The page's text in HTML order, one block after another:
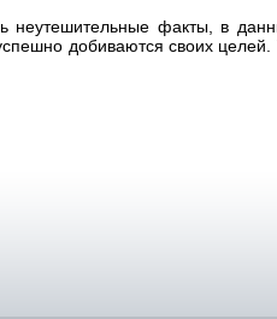
факты, в
добиваются своих